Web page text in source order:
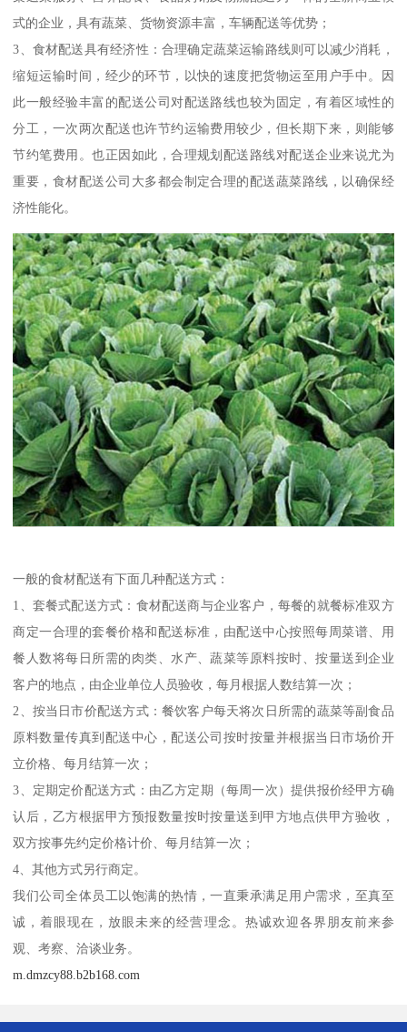
式的企业，具有蔬菜、货物资源丰富，车辆配送等优势；
3、食材配送具有经济性：合理确定蔬菜运输路线则可以减少消耗，
缩短运输时间，经少的环节，以快的速度把货物运至用户手中。因
此一般经验丰富的配送公司对配送路线也较为固定，有着区域性的
分工，一次两次配送也许节约运输费用较少，但长期下来，则能够
节约笔费用。也正因如此，合理规划配送路线对配送企业来说尤为
重要，食材配送公司大多都会制定合理的配送蔬菜路线，以确保经
济性能化。
一般的食材配送有下面几种配送方式：
1、套餐式配送方式：食材配送商与企业客户，每餐的就餐标准双方
商定一合理的套餐价格和配送标准，由配送中心按照每周菜谱、用
餐人数将每日所需的肉类、水产、蔬菜等原料按时、按量送到企业
客户的地点，由企业单位人员验收，每月根据人数结算一次；
2、按当日市价配送方式：餐饮客户每天将次日所需的蔬菜等副食品
原料数量传真到配送中心，配送公司按时按量并根据当日市场价开
立价格、每月结算一次；
3、定期定价配送方式：由乙方定期（每周一次）提供报价经甲方确
认后，乙方根据甲方预报数量按时按量送到甲方地点供甲方验收，
双方按事先约定价格计价、每月结算一次；
4、其他方式另行商定。
我们公司全体员工以饱满的热情，一直秉承满足用户需求，至真至
诚，着眼现在，放眼未来的经营理念。热诚欢迎各界朋友前来参
观、考察、洽谈业务。
m.dmzcy88.b2b168.com